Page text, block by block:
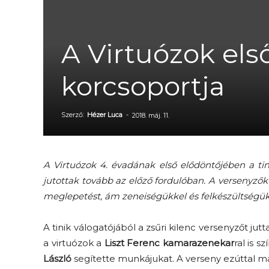
A Virtuózok
korcsoportja
Szerző: Hézer Luca - 2018. máj. 11.
A Virtuózok 4. évadának első elődöntőjében a
jutottak tovább az előző fordulóban. A
meglepetést, ám zeneiségükkel és
A tinik válogatójából a zsűri kilenc versenyzőt
a virtuózok a Liszt Ferenc kamarazenekarral is
László segítette munkájukat. A verseny ezúttal